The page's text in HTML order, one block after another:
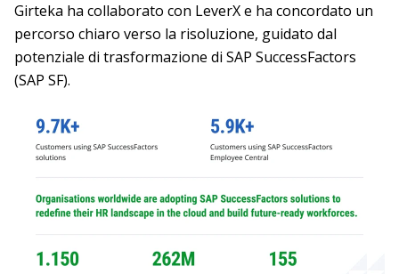
Girteka ha collaborato con LeverX e ha concordato un
percorso chiaro verso la risoluzione, guidato dal
potenziale di trasformazione di SAP SuccessFactors
(SAP SF).